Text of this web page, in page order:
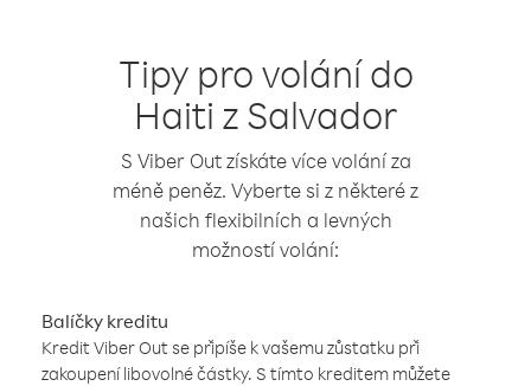
Tipy pro volání do
Haiti z Salvador
S Viber Out získáte více volání za
méně peněz. Vyberte si z některé z
našich flexibilních a levných
možností volání:
Balíčky kreditu
Kredit Viber Out se připíše k vašemu zůstatku při
zakoupení libovolné částky. S tímto kreditem můžete